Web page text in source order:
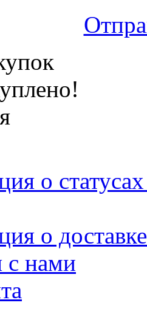
о статусах
о доставке
с нами